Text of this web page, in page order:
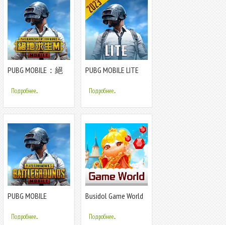
PUBG MOBILE：絕
Подробнее...
PUBG MOBILE LITE
Подробнее...
PUBG MOBILE
Подробнее...
Busidol Game World
Подробнее...